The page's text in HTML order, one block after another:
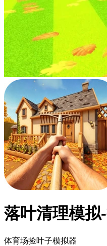
落叶清理模拟
体育场捡叶子模拟器